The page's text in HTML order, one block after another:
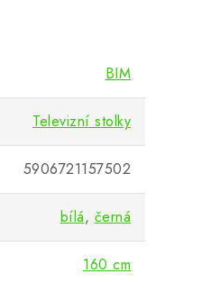
BIM
Televizní stolky
5906721157502
bílá, černá
160 cm